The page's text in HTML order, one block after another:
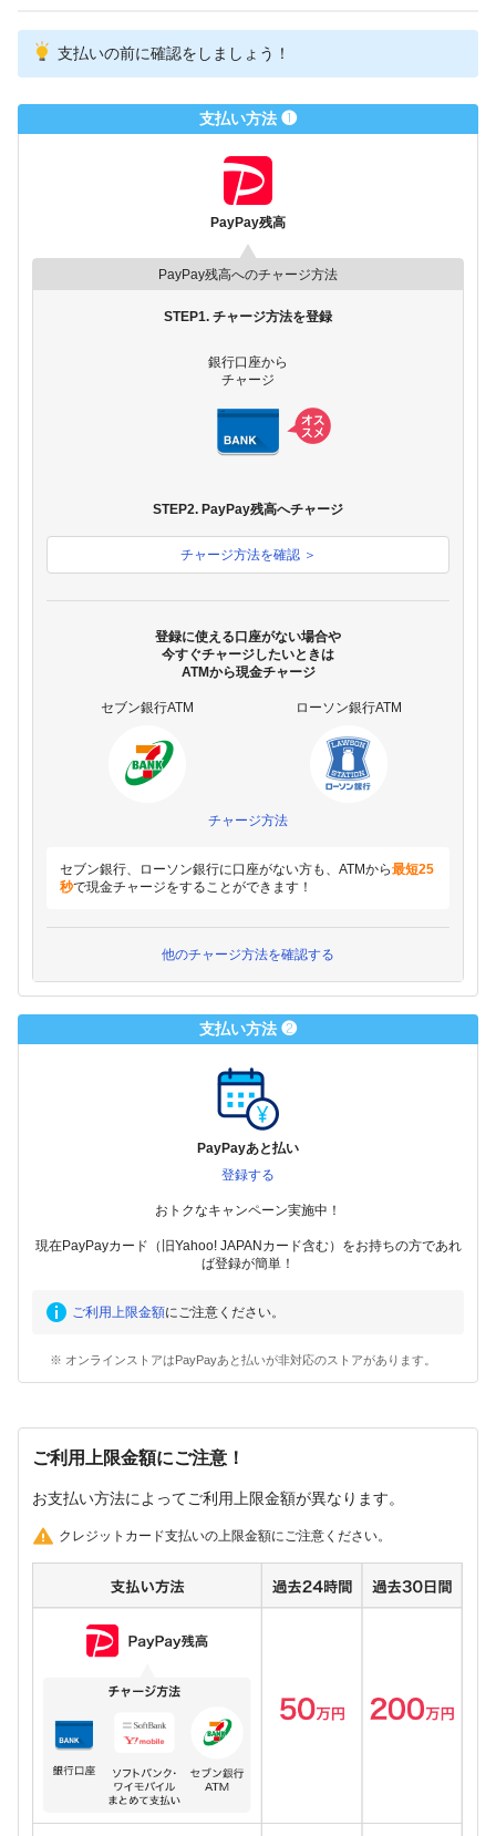
支払いの前に確認をしましょう！
支払い方法 ❶
PayPay残高
PayPay残高へのチャージ方法
STEP1. チャージ方法を登録
銀行口座から
チャージ
STEP2. PayPay残高へチャージ
チャージ方法を確認 ＞
登録に使える口座がない場合や
今すぐチャージしたいときは
ATMから現金チャージ
セブン銀行ATM ローソン銀行ATM
チャージ方法
セブン銀行、ローソン銀行に口座がない方も、ATMから最短25
秒で現金チャージをすることができます！
他のチャージ方法を確認する
支払い方法 ❷
PayPayあと払い
登録する
おトクなキャンペーン実施中！
現在PayPayカード（旧Yahoo! JAPANカード含む）をお持ちの方であれ
ば登録が簡単！
ご利用上限金額にご注意ください。
※ オンラインストアはPayPayあと払いが非対応のストアがあります。
ご利用上限金額にご注意！
お支払い方法によってご利用上限金額が異なります。
クレジットカード支払いの上限金額にご注意ください。